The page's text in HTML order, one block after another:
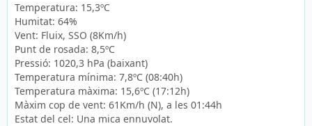
Temperatura: 15,3ºC
Humitat: 64%
Vent: Fluix, SSO (8Km/h)
Punt de rosada: 8,5ºC
Pressió: 1020,3 hPa (baixant)
Temperatura mínima: 7,8ºC (08:40h)
Temperatura màxima: 15,6ºC (17:12h)
Màxim cop de vent: 61Km/h (N), a les 01:44h
Estat del cel: Una mica ennuvolat.